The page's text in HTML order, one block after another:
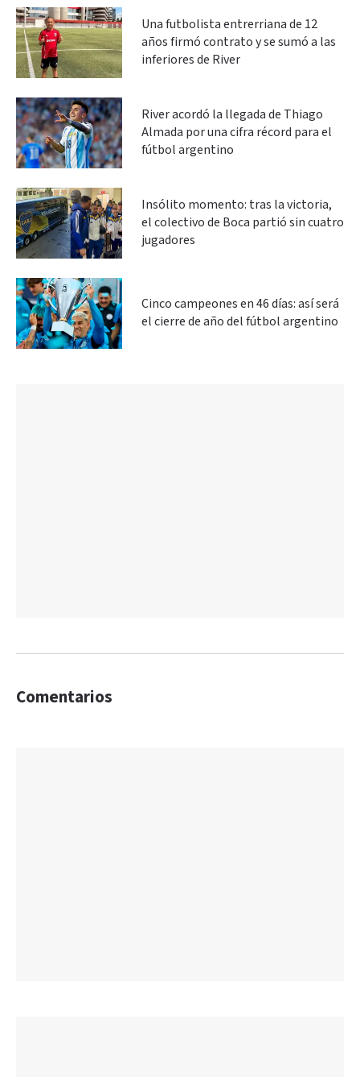
Una futbolista entrerriana de 12
años firmó contrato y se sumó a las
inferiores de River
River acordó la llegada de Thiago
Almada por una cifra récord para el
fútbol argentino
Insólito momento: tras la victoria,
el colectivo de Boca partió sin cuatro
jugadores
Cinco campeones en 46 días: así será
el cierre de año del fútbol argentino
Comentarios